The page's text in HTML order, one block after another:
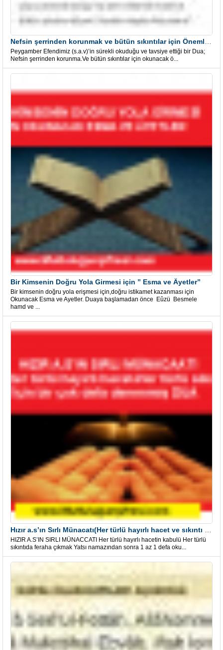
Peygamber Efendimiz (s.a.v)’in sürekli okuduğu ve tavsiye ettiği bir Dua;
Nefsin şerrinden korunma.Ve bütün sıkıntılar için okunacak ö...
Bir Kimsenin Doğru Yola Girmesi için ” Esma ve Âyetler”
Bir kimsenin doğru yola erişmesi için,doğru istikamet kazanması için
Okunacak Esma ve Ayetler. Duaya başlamadan önce Eûzü Besmele
hamd ve ...
HIZIR A.S’IN SIRLI MÜNACCATI Her türlü hayırlı hacetin kabulü Her türlü
sıkıntıda feraha çıkmak Yatsı namazından sonra 1 az 1 defa oku...